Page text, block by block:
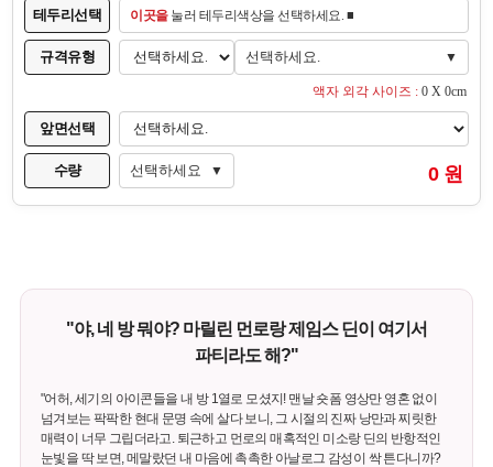
테두리선택 이곳을눌러 테두리색상을 선택하세요. ■
규격유형 선택하세요. ▼
액자 외각 사이즈 : 0 X 0cm
앞면선택
수량 선택하세요 ▼ 0 원
"야, 네 방 뭐야? 마릴린 먼로랑 제임스 딘이 여기서
파티라도 해?"
"어허, 세기의 아이콘들을 내 방 1열로 모셨지! 맨날 숏폼 영상만 영혼 없이
넘겨보는 팍팍한 현대 문명 속에 살다 보니, 그 시절의 진짜 낭만과 찌릿한
매력이 너무 그립더라고. 퇴근하고 먼로의 매혹적인 미소랑 딘의 반항적인
눈빛을 딱 보면, 메말랐던 내 마음에 촉촉한 아날로그 감성이 싹 튼다니까?